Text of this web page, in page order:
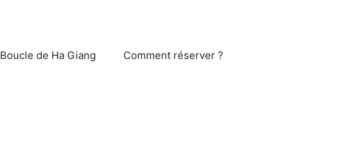
Boucle de Ha Giang Comment réserver ?